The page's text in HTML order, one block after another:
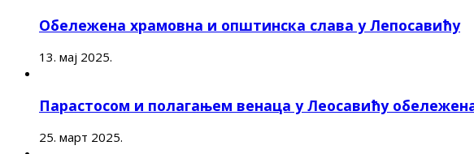
Обележена храмовна и општинска слава у Лепосавићу
13. мај 2025.
Парастосом и полагањем венаца у Леосавићу
25. март 2025.